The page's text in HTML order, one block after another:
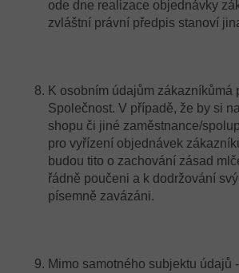
ode dne realizace objednávky
zvláštní právní předpis stanoví
K osobním údajům zákazníkůmá
Společnost. V případě, že by si
shopu či jiné zaměstnance/
pro vyřízení objednávek
budou tito o zachování zásad
řádně poučeni a k dodržování
písemně zavázáni.
Mimo samotného subjektu údajů